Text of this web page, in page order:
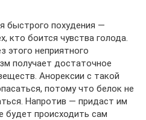
быстрого похудения —
кто боится чувства голода.
этого неприятного
получает достаточное
Анорексии с такой
потому что белок не
Напротив — придаст им
будет происходить сам